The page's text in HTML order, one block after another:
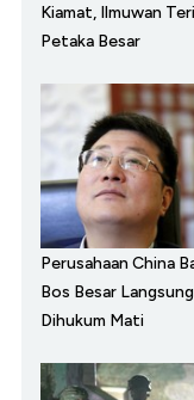
Kiamat, Ilmuwan
Petaka Besar
Perusahaan China
Bos Besar Langsung
Dihukum Mati